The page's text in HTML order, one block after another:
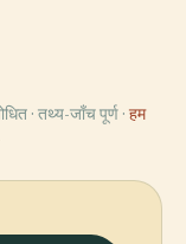
· तथ्य-जाँच पूर्ण · हम